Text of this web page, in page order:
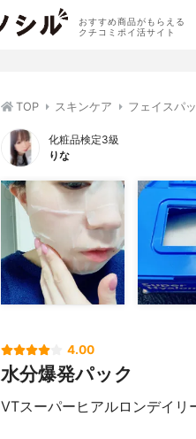
おすすめ商品がもらえる
クチコミポイ活サイト
TOP スキンケア フェイスパ
化粧品検定3級
りな
4.00
水分爆発パック
VTスーパーヒアルロンデイリ